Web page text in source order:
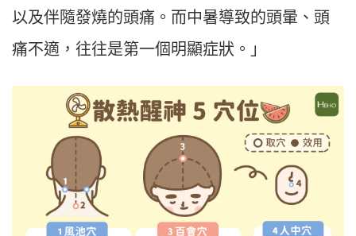
以及伴隨發燒的頭痛。而中暑導致的頭暈、頭
痛不適，往往是第一個明顯症狀。」